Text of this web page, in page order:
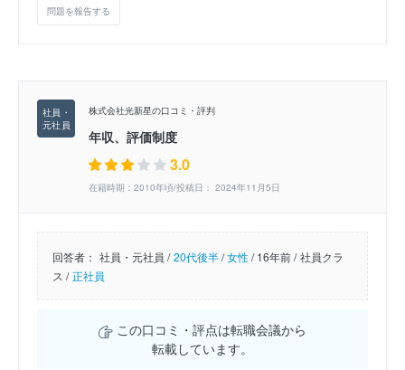
問題を報告する
株式会社光新星の口コミ・評判
年収、評価制度
3.0
在籍時期：2010年頃/投稿日： 2024年11月5日
回答者： 社員・元社員 / 20代後半/女性/16年前 / 社員クラ
ス / 正社員
この口コミ・評点は転職会議から
転載しています。